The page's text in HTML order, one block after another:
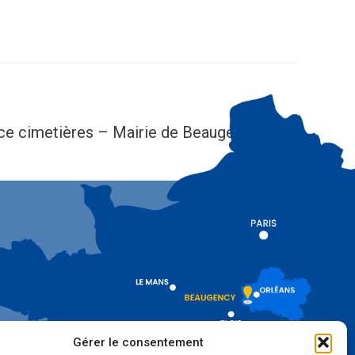
Gérer le consentement
SUIV
cimetières – Mairie de Beaugency